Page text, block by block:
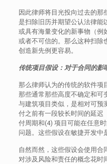
因此律师将目光投向过去的那
是扫除旧历并期望公认法律能
或具有海量变化的新事物（例
或者不可信的。那么这种扫
创造新先例更容易。
传统项目假设：对于合同的影
那么律师认为的传统的软件项
那些通常那些高度不确定和可
与建筑项目类似，是相对可预
付之前有一段较长时间的延迟
付周期和(4) 项目可能在任意
问题。这些假设在敏捷开发中
自然而然，这些假设会使用合
对涉及风险和责任的概念花时